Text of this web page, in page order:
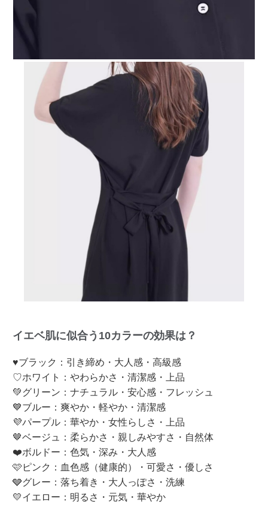
イエベ肌に似合う10カラーの効果は？
♥ブラック：引き締め・大人感・高級感
♡ホワイト：やわらかさ・清潔感・上品
💚グリーン：ナチュラル・安心感・フレッシュ
💙ブルー：爽やか・軽やか・清潔感
💜パープル：華やか・女性らしさ・上品
🤎ベージュ：柔らかさ・親しみやすさ・自然体
❤️ボルドー：色気・深み・大人感
🩷ピンク：血色感（健康的）・可愛さ・優しさ
🩶グレー：落ち着き・大人っぽさ・洗練
💛イエロー：明るさ・元気・華やか